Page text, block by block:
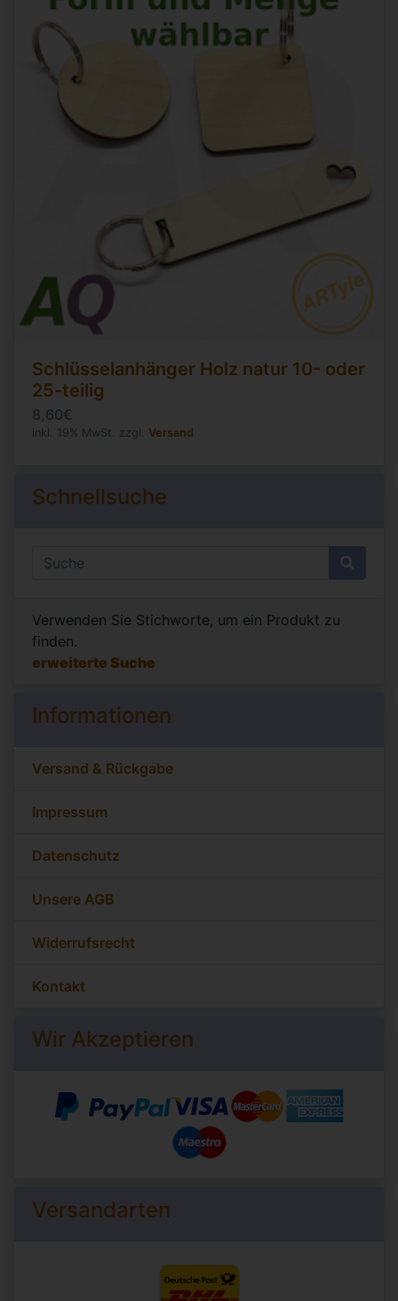
Schlüsselanhänger Holz natur 10- oder
25-teilig
8,60€
inkl. 19% MwSt. zzgl. Versand
Schnellsuche
Verwenden Sie Stichworte, um ein Produkt zu
finden.
erweiterte Suche
Informationen
Versand & Rückgabe
Impressum
Datenschutz
Unsere AGB
Widerrufsrecht
Kontakt
Wir Akzeptieren
Versandarten